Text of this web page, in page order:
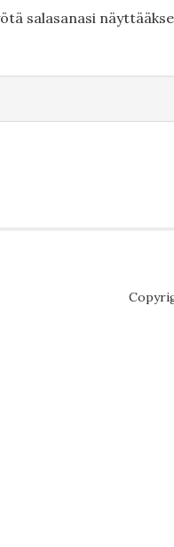
salasanasi